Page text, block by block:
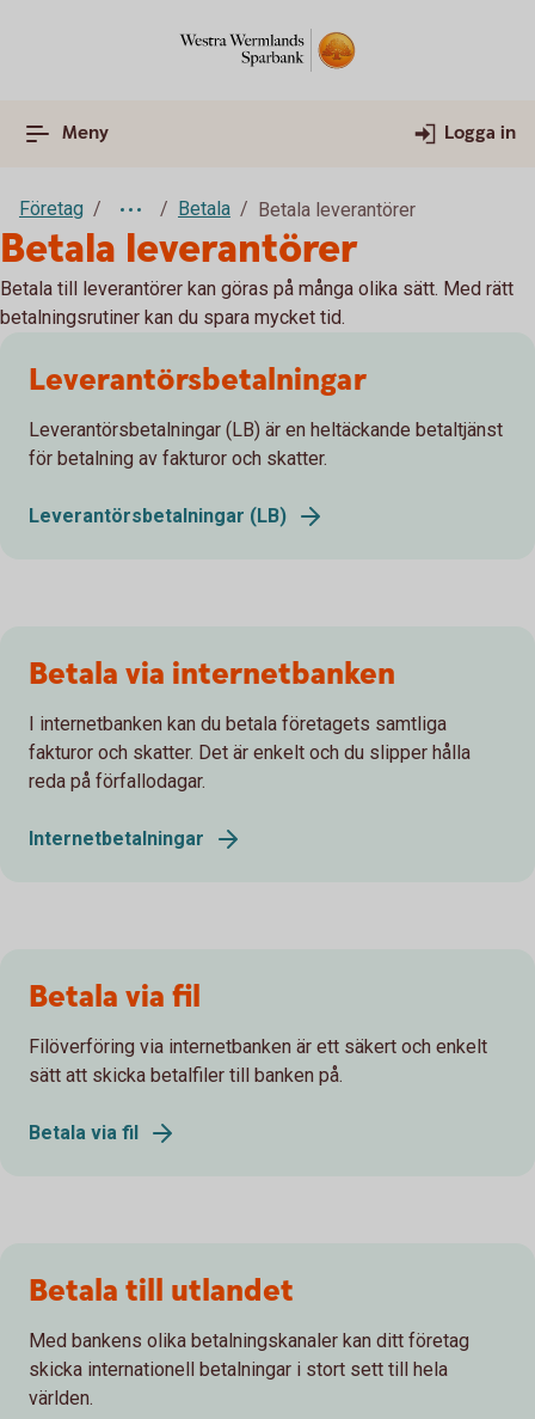
Meny Logga in
Företag Betala Betala leverantörer
Betala leverantörer
Betala till leverantörer kan göras på många olika sätt. Med rätt
betalningsrutiner kan du spara mycket tid.
Leverantörs­betalningar
Leverantörsbetalningar (LB) är en heltäckande betaltjänst
för betalning av fakturor och skatter.
Leverantörsbetalningar (LB)
Betala via internetbanken
I internetbanken kan du betala företagets samtliga
fakturor och skatter. Det är enkelt och du slipper hålla
reda på förfallodagar.
Internetbetalningar
Betala via fil
Filöverföring via internetbanken är ett säkert och enkelt
sätt att skicka betalfiler till banken på.
Betala via fil
Betala till utlandet
Med bankens olika betalningskanaler kan ditt företag
skicka internationell betalningar i stort sett till hela
världen.